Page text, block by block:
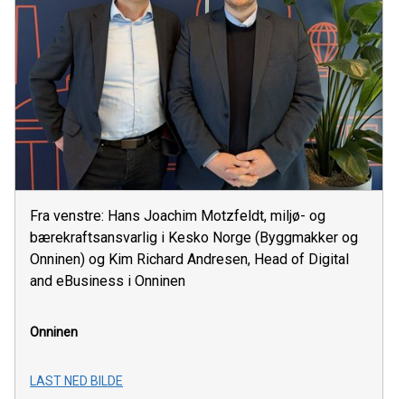
Fra venstre: Hans Joachim Motzfeldt, miljø- og
bærekraftsansvarlig i Kesko Norge (Byggmakker og
Onninen) og Kim Richard Andresen, Head of Digital
and eBusiness i Onninen
Onninen
LAST NED BILDE